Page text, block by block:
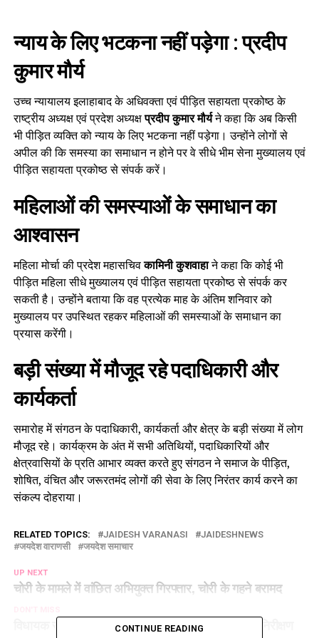
न्याय के लिए भटकना नहीं पड़ेगा : प्रदीप
कुमार मौर्य
उच्च न्यायालय इलाहाबाद के अधिवक्ता एवं पीड़ित सहायता प्रकोष्ठ के
राष्ट्रीय अध्यक्ष एवं प्रदेश अध्यक्षप्रदीप कुमार मौर्यने कहा कि अब किसी
भी पीड़ित व्यक्ति को न्याय के लिए भटकना नहीं पड़ेगा। उन्होंने लोगों से
अपील की कि समस्या का समाधान न होने पर वे सीधे भीम सेना मुख्यालय एवं
पीड़ित सहायता प्रकोष्ठ से संपर्क करें।
महिलाओं की समस्याओं के समाधान का
आश्वासन
महिला मोर्चा की प्रदेश महासचिवकामिनी कुशवाहाने कहा कि कोई भी
पीड़ित महिला सीधे मुख्यालय एवं पीड़ित सहायता प्रकोष्ठ से संपर्क कर
सकती है। उन्होंने बताया कि वह प्रत्येक माह के अंतिम शनिवार को
मुख्यालय पर उपस्थित रहकर महिलाओं की समस्याओं के समाधान का
प्रयास करेंगी।
बड़ी संख्या में मौजूद रहे पदाधिकारी और
कार्यकर्ता
समारोह में संगठन के पदाधिकारी, कार्यकर्ता और क्षेत्र के बड़ी संख्या में लोग
मौजूद रहे। कार्यक्रम के अंत में सभी अतिथियों, पदाधिकारियों और
क्षेत्रवासियों के प्रति आभार व्यक्त करते हुए संगठन ने समाज के पीड़ित,
शोषित, वंचित और जरूरतमंद लोगों की सेवा के लिए निरंतर कार्य करने का
संकल्प दोहराया।
RELATED TOPICS: JAIDESH VARANASI
JAIDESHNEWS
जयदेश वाराणसी
जयदेश समाचार
UP NEXT
चोरी के मामले में वांछित अभियुक्त गिरफ्तार, चोरी के गहने बरामद
विधायक सुचिश्मिता मौर्य ने पड़री पीएचसी का किया औचक निरीक्षण
CONTINUE READING